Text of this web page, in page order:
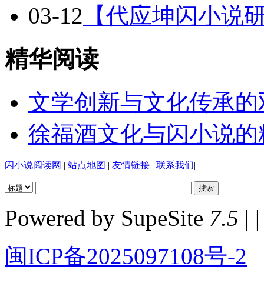
03-12 【代应坤闪小说
精华阅读
文学创新与文化传承
徐福酒文化与闪小说
闪小说阅读网 | 站点地图 | 友情链接 | 联系我们|
Powered by SupeSite 7.5 | |
闽ICP备2025097108号-2